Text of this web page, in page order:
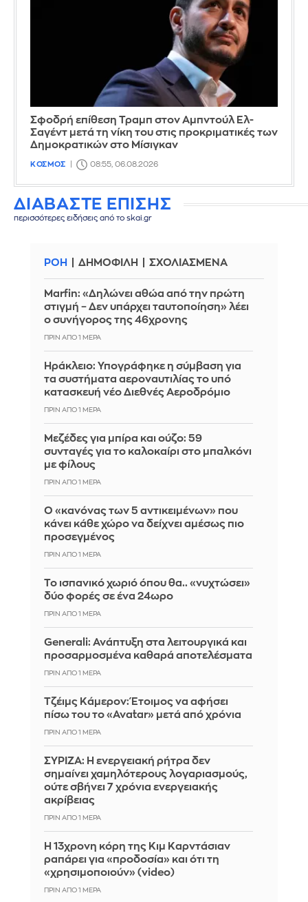
Σφοδρή επίθεση Τραμπ στον Αμπντούλ Ελ-
Σαγέντ μετά τη νίκη του στις προκριματικές των
Δημοκρατικών στο Μίσιγκαν
ΚΟΣΜΟΣ 08:55, 06.08.2026
ΔΙΑΒΑΣΤΕ ΕΠΙΣΗΣ
περισσότερες ειδήσεις από το skai.gr
ΡΟΗ ΔΗΜΟΦΙΛΗ ΣΧΟΛΙΑΣΜΕΝΑ
Marfin: «Δηλώνει αθώα από την πρώτη
στιγμή – Δεν υπάρχει ταυτοποίηση» λέει
ο συνήγορος της 46χρονης
ΠΡΙΝ ΑΠΌ 1 ΜΈΡΑ
Ηράκλειο: Υπογράφηκε η σύμβαση για
τα συστήματα αεροναυτιλίας το υπό
κατασκευή νέο Διεθνές Αεροδρόμιο
ΠΡΙΝ ΑΠΌ 1 ΜΈΡΑ
Μεζέδες για μπίρα και ούζο: 59
συνταγές για το καλοκαίρι στο μπαλκόνι
με φίλους
ΠΡΙΝ ΑΠΌ 1 ΜΈΡΑ
Ο «κανόνας των 5 αντικειμένων» που
κάνει κάθε χώρο να δείχνει αμέσως πιο
προσεγμένος
ΠΡΙΝ ΑΠΌ 1 ΜΈΡΑ
Το ισπανικό χωριό όπου θα.. «νυχτώσει»
δύο φορές σε ένα 24ωρο
ΠΡΙΝ ΑΠΌ 1 ΜΈΡΑ
Generali: Ανάπτυξη στα λειτουργικά και
προσαρμοσμένα καθαρά αποτελέσματα
ΠΡΙΝ ΑΠΌ 1 ΜΈΡΑ
Τζέιμς Κάμερον: Έτοιμος να αφήσει
πίσω του το «Avatar» μετά από χρόνια
ΠΡΙΝ ΑΠΌ 1 ΜΈΡΑ
ΣΥΡΙΖΑ: Η ενεργειακή ρήτρα δεν
σημαίνει χαμηλότερους λογαριασμούς,
ούτε σβήνει 7 χρόνια ενεργειακής
ακρίβειας
ΠΡΙΝ ΑΠΌ 1 ΜΈΡΑ
Η 13χρονη κόρη της Κιμ Καρντάσιαν
ραπάρει για «προδοσία» και ότι τη
«χρησιμοποιούν» (video)
ΠΡΙΝ ΑΠΌ 1 ΜΈΡΑ